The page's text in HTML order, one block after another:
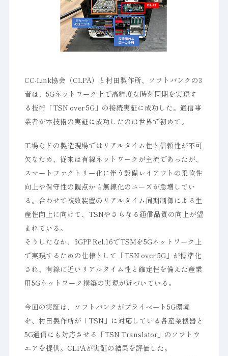
CC-Link協会（CLPA）と村田製作所、ソフトバンクの3
者は、5Gネットワーク上で高精度な時刻同期を実現す
る技術「TSN over 5G」の接続実証に成功した。通信事
業者が本技術の実証に成功したのは世界で初めて。
工場などの製造現場ではリアルタイム性と信頼性が不可
欠なため、従来は有線ネットワークが主流であったが、
スマートファクトリー化に伴う設備レイアウトの柔軟性
向上や保守性の観点から無線化のニーズが急増してい
る。合わせて複数装置のリアルタイム同期制御による生
産性向上に向けて、TSNやさらなる通信品質の向上が望
まれている。
そうしたなか、3GPP Rel.16でTSMを5Gネットワーク上
で実現するための仕様として「TSN over 5G」が標準化
され、有線に近いリアルタイム性と確定性を備えた産業
用5Gネットワーク構築の実現が近づいている。
今回の実証は、ソフトバンクがプライベート5G環境
を、村田製作所が「TSN」に対応している各産業機器と
5G通信にも対応させる「TSN Translator」のソフトウ
エアを提供。CLPAが実証の結果を評価した。